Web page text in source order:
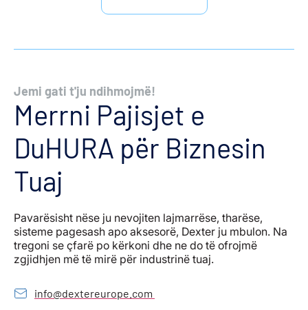
Jemi gati t'ju ndihmojmë!
Merrni Pajisjet e
DuHURA për Biznesin
Tuaj
Pavarësisht nëse ju nevojiten lajmarrëse, tharëse,
sisteme pagesash apo aksesorë, Dexter ju mbulon. Na
tregoni se çfarë po kërkoni dhe ne do të ofrojmë
zgjidhjen më të mirë për industrinë tuaj.
info@dextereurope.com